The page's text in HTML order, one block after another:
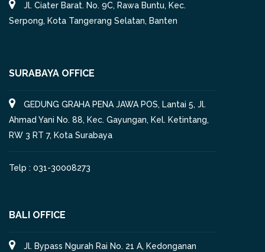
Jl. Ciater Barat. No. 9C, Rawa Buntu, Kec.
Serpong, Kota Tangerang Selatan, Banten
SURABAYA OFFICE
GEDUNG GRAHA PENA JAWA POS, Lantai 5, Jl.
Ahmad Yani No. 88, Kec. Gayungan, Kel. Ketintang,
RW 3 RT 7, Kota Surabaya
Telp : 031-30008273
BALI OFFICE
Jl. Bypass Ngurah Rai No. 21 A, Kedonganan